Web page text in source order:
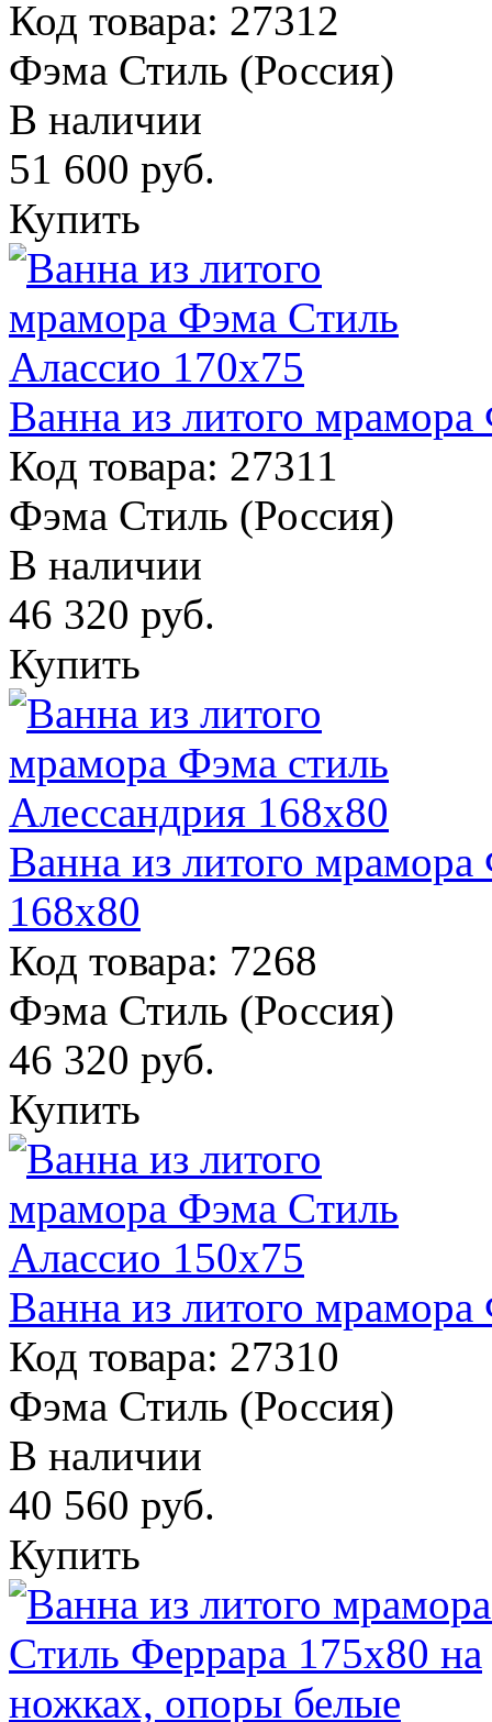
Код товара: 27312
Фэма Стиль (Россия)
В наличии
51 600 руб.
Купить
Ванна из литого
Код товара: 27311
Фэма Стиль (Россия)
В наличии
46 320 руб.
Купить
Ванна из литого
168х80
Код товара: 7268
Фэма Стиль (Россия)
46 320 руб.
Купить
Ванна из литого
Код товара: 27310
Фэма Стиль (Россия)
В наличии
40 560 руб.
Купить